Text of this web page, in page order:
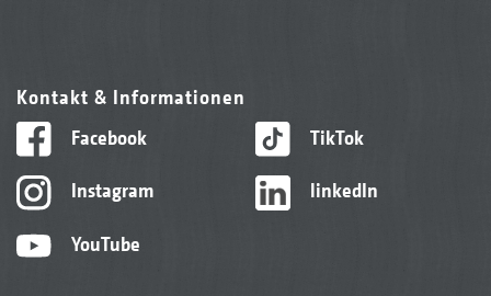
Kontakt & Informationen
Facebook
Instagram
YouTube
TikTok
linkedIn